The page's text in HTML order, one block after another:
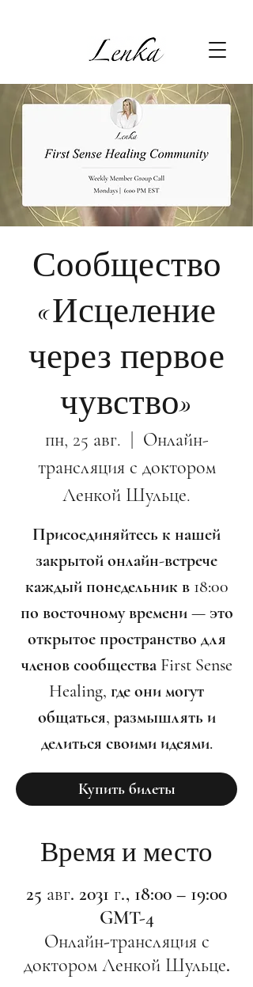
Сообщество
«Исцеление
через первое
чувство»
пн, 25 авг.
Онлайн-
трансляция с доктором
Ленкой Шульце.
Присоединяйтесь к нашей
закрытой онлайн-встрече
каждый понедельник в 18:00
по восточному времени — это
открытое пространство для
членов сообщества First Sense
Healing, где они могут
общаться, размышлять и
делиться своими идеями.
Купить билеты
Время и место
25 авг. 2031 г., 18:00 – 19:00
GMT-4
Онлайн-трансляция с
доктором Ленкой Шульце.